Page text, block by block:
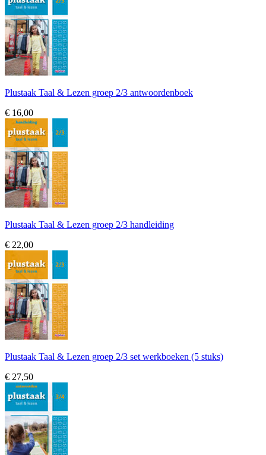
Plustaak Taal & Lezen groep 2/3 antwoordenboek
€ 16,00
Plustaak Taal & Lezen groep 2/3 handleiding
€ 22,00
Plustaak Taal & Lezen groep 2/3 set werkboeken (5 stuks)
€ 27,50